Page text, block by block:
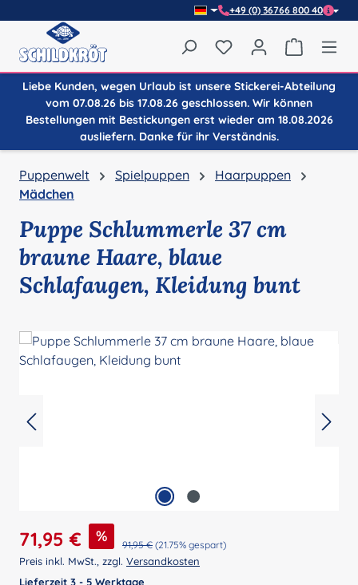
+49 (0) 36766 800 40
Du hast 0 Produkte
Liebe Kunden, wegen Urlaub ist unsere Stickerei-Abteilung
vom 07.08.26 bis 17.08.26 geschlossen. Wir können
Bestellungen mit Bestickungen erst wieder am 18.08.2026
ausliefern. Danke für ihr Verständnis.
Puppenwelt Spielpuppen
Haarpuppen
Mädchen
Puppe Schlummerle 37 cm
braune Haare, blaue
Schlafaugen, Kleidung bunt
Verkaufspreis:
71,95 € % Regulärer Preis:
91,95 € (21.75% gespart)
Preis inkl. MwSt., zzgl. Versandkosten
Lieferzeit 3 - 5 Werktage